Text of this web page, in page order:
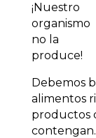
¡Nuestro
organismo
no la
produce!
Debemos
alimentos
productos
contengan.